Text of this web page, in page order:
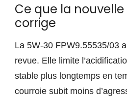
Ce que la
corrige
La 5W-30 FPW9.55535/03
revue. Elle limite
stable plus longtemps en
courroie subit moins